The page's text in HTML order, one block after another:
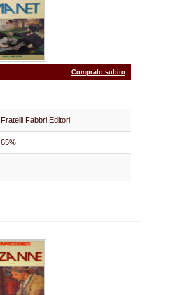
Compralo subito
Fratelli Fabbri Editori
65%